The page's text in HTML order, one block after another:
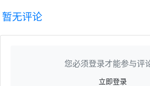
暂无评论
您必须登录才能参与评
立即登录